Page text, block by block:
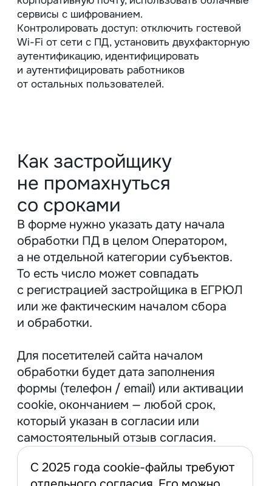
Для контрагентов и партнеров
началом обработки будет дата
заключения договора или дата
предварительные переговоров,
получения визитки и письма
с предложением, окончанием —
прекращение договора или достижение
цели.
удалить данные из CRM
и маркетинговых баз
физически уничтожить бумаги
удалить контакты из рассылок
очистить cookie: если не было
согласия на хранение
сделать остальные действия,
прописанные в положении
Топ советов, которые
нарушений
Не запрашивайте лишние данные.Для
обратного звонка достаточно телефона,
а для договора ДДУ — ФИО, контактов
и реквизитов платежа.
Подписывайте отдельное согласие
для рекламы и рассылок.После
продажи квартиры использовать данные
клиента для продаж других проектов
нельзя. Если хотите оставаться на связи,
получите на это согласие. И добавьте